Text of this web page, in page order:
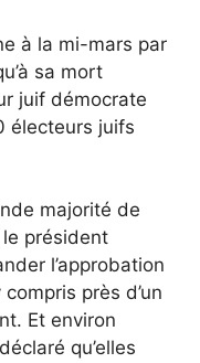
à la mi-mars par
sa mort
juif démocrate
électeurs juifs
majorité de
président
l’approbation
près d’un
Et environ
qu’elles